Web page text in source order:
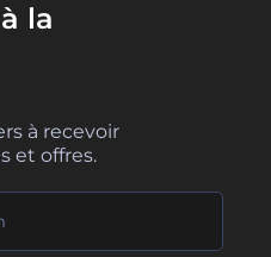
la
à recevoir
et offres.